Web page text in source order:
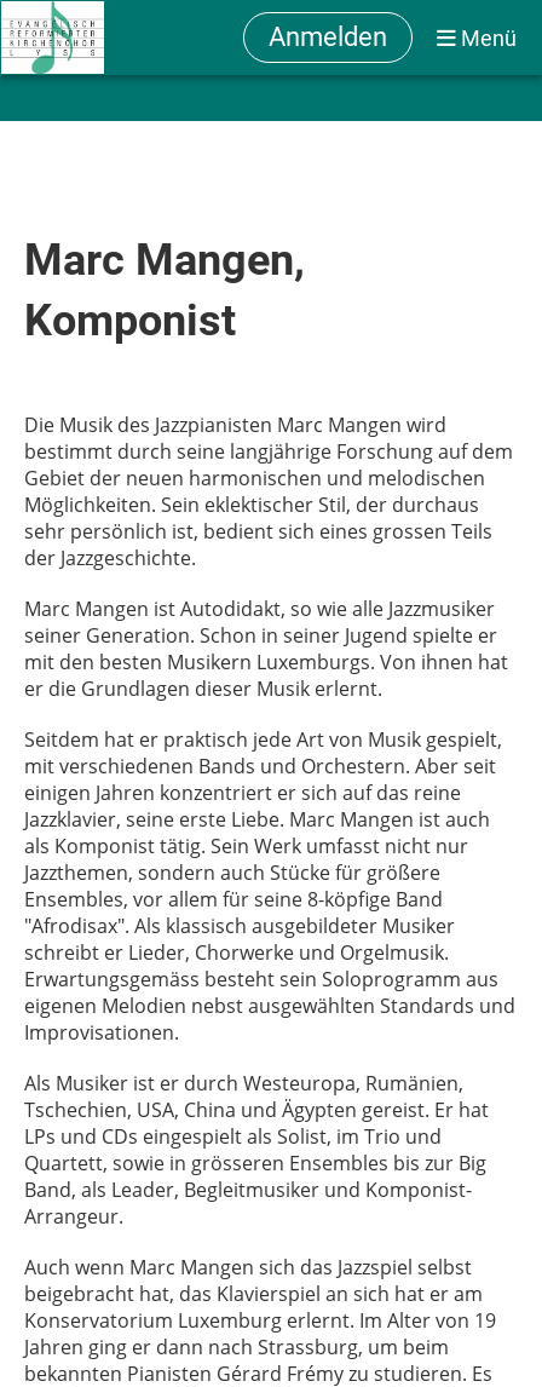
Anmelden Menü
Marc Mangen,
Komponist
Die Musik des Jazzpianisten Marc Mangen wird
bestimmt durch seine langjährige Forschung auf dem
Gebiet der neuen harmonischen und melodischen
Möglichkeiten. Sein eklektischer Stil, der durchaus
sehr persönlich ist, bedient sich eines grossen Teils
der Jazzgeschichte.
Marc Mangen ist Autodidakt, so wie alle Jazzmusiker
seiner Generation. Schon in seiner Jugend spielte er
mit den besten Musikern Luxemburgs. Von ihnen hat
er die Grundlagen dieser Musik erlernt.
Seitdem hat er praktisch jede Art von Musik gespielt,
mit verschiedenen Bands und Orchestern. Aber seit
einigen Jahren konzentriert er sich auf das reine
Jazzklavier, seine erste Liebe. Marc Mangen ist auch
als Komponist tätig. Sein Werk umfasst nicht nur
Jazzthemen, sondern auch Stücke für größere
Ensembles, vor allem für seine 8-köpfige Band
"Afrodisax". Als klassisch ausgebildeter Musiker
schreibt er Lieder, Chorwerke und Orgelmusik.
Erwartungsgemäss besteht sein Soloprogramm aus
eigenen Melodien nebst ausgewählten Standards und
Improvisationen.
Als Musiker ist er durch Westeuropa, Rumänien,
Tschechien, USA, China und Ägypten gereist. Er hat
LPs und CDs eingespielt als Solist, im Trio und
Quartett, sowie in grösseren Ensembles bis zur Big
Band, als Leader, Begleitmusiker und Komponist-
Arrangeur.
Auch wenn Marc Mangen sich das Jazzspiel selbst
beigebracht hat, das Klavierspiel an sich hat er am
Konservatorium Luxemburg erlernt. Im Alter von 19
Jahren ging er dann nach Strassburg, um beim
bekannten Pianisten Gérard Frémy zu studieren. Es